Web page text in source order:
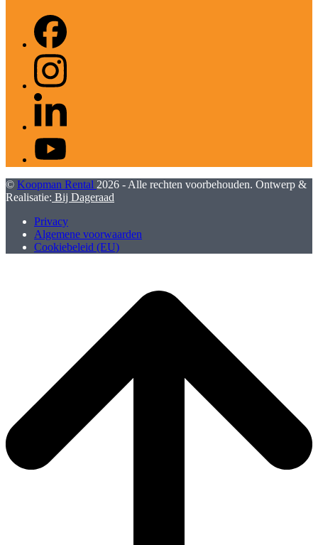
Instagram
© Koopman Rental 2026 - Alle rechten voorbehouden. Ontwerp &
Realisatie: Bij Dageraad
Privacy
Algemene voorwaarden
Cookiebeleid (EU)